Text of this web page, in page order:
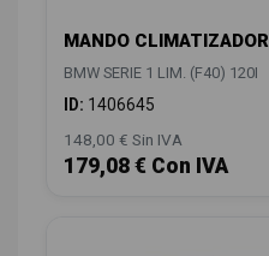
MANDO CLIMATIZADOR
BMW SERIE 1 LIM. (F40) 120I
ID: 1406645
148,00 € Sin IVA
179,08 € Con IVA